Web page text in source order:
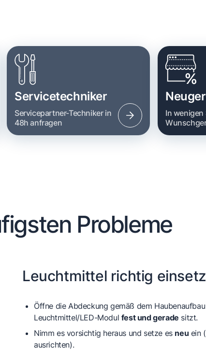
Servicetechniker
Servicepartner-Techniker in
48h anfragen
In
Probleme
Leuchtmittel richtig
Öffne die Abdeckung gemäß dem
Leuchtmittel/LED-Modul fest und gerade sitzt.
Nimm es vorsichtig heraus und setze es neu ein
ausrichten).